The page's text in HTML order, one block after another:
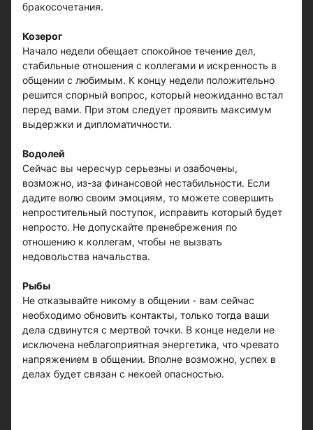
бракосочетания.
Козерог
Начало недели обещает спокойное течение дел,
стабильные отношения с коллегами и искренность в
общении с любимым. К концу недели положительно
решится спорный вопрос, который неожиданно встал
перед вами. При этом следует проявить максимум
выдержки и дипломатичности.
Водолей
Сейчас вы чересчур серьезны и озабочены,
возможно, из-за финансовой нестабильности. Если
дадите волю своим эмоциям, то можете совершить
непростительный поступок, исправить который будет
непросто. Не допускайте пренебрежения по
отношению к коллегам, чтобы не вызвать
недовольства начальства.
Рыбы
Не отказывайте никому в общении - вам сейчас
необходимо обновить контакты, только тогда ваши
дела сдвинутся с мертвой точки. В конце недели не
исключена неблагоприятная энергетика, что чревато
напряжением в общении. Вполне возможно, успех в
делах будет связан с некоей опасностью.